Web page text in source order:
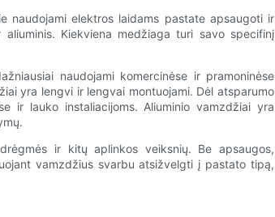
naudojami elektros laidams pastate apsaugoti ir
Kiekviena medžiaga turi savo specifinį
naudojami komercinėse ir pramoninėse
yra lengvi ir lengvai montuojami. Dėl atsparumo
ir lauko instaliacijoms. Aliuminio vamzdžiai yra
ir kitų aplinkos veiksnių. Be apsaugos,
vamzdžius svarbu atsižvelgti į pastato tipą,